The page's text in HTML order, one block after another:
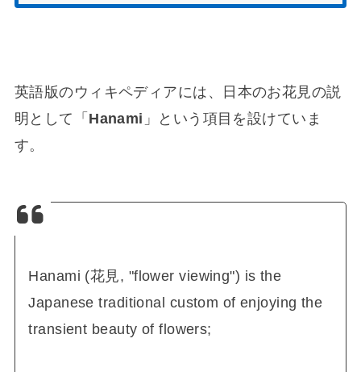
英語版のウィキペディアには、日本のお花見の説
明として「 Hanami 」という項目を設けていま
す。
Hanami (花見, "flower viewing") is the
Japanese traditional custom of enjoying the
transient beauty of flowers;